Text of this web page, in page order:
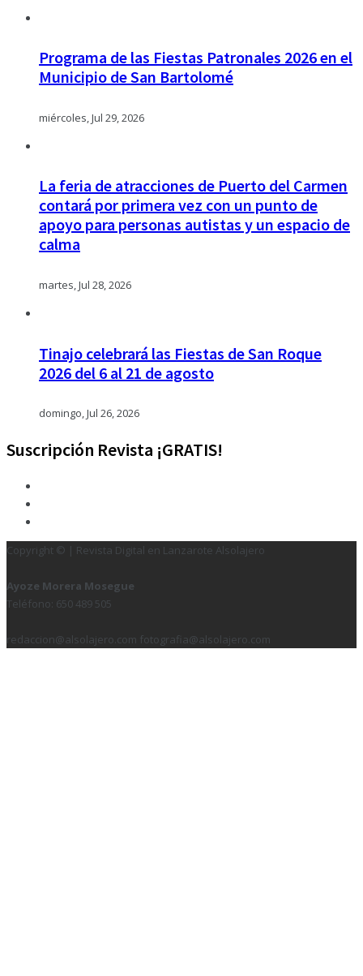
Programa de las Fiestas Patronales 2026 en el
Municipio de San Bartolomé
miércoles, Jul 29, 2026
La feria de atracciones de Puerto del Carmen
contará por primera vez con un punto de
apoyo para personas autistas y un espacio de
calma
martes, Jul 28, 2026
Tinajo celebrará las Fiestas de San Roque
2026 del 6 al 21 de agosto
domingo, Jul 26, 2026
Suscripción Revista ¡GRATIS!
Copyright © | Revista Digital en Lanzarote Alsolajero
Ayoze Morera Mosegue
Teléfono: 650 489 505
redaccion@alsolajero.com fotografia@alsolajero.com